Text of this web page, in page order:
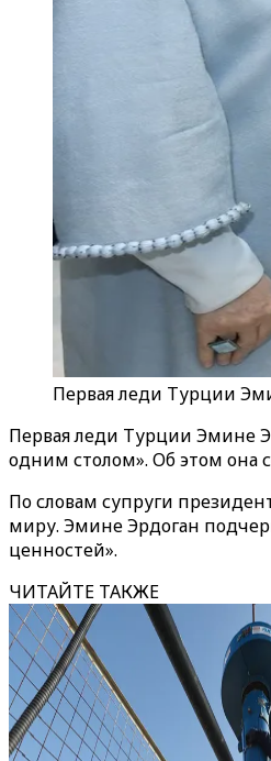
Первая леди Турции
Первая леди Турции Эмине
одним столом». Об этом она
По словам супруги
миру. Эмине Эрдоган
ценностей».
ЧИТАЙТЕ ТАКЖЕ